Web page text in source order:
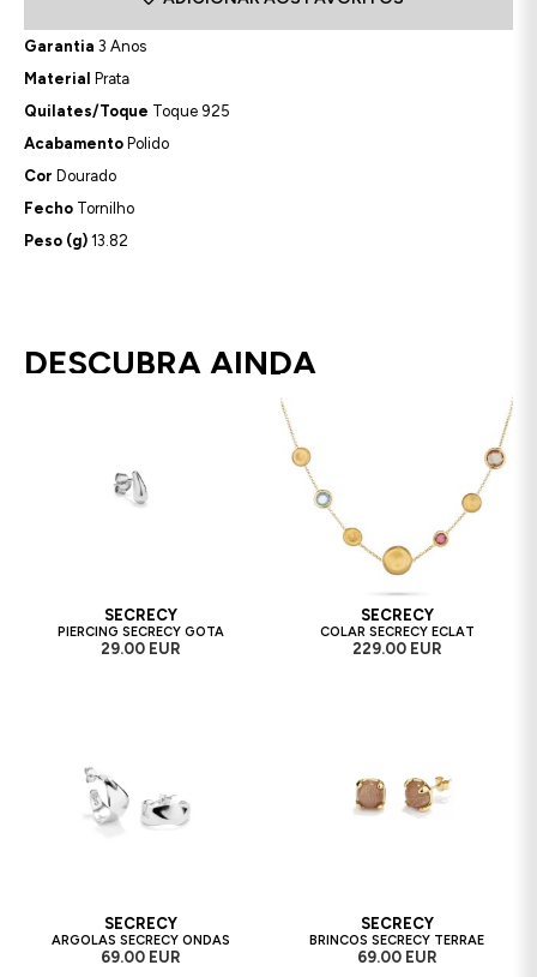
Garantia 3 Anos
Material
Prata
Quilates/Toque Toque 925
Acabamento Polido
Cor Dourado
Fecho Tornilho
Peso (g) 13.82
DESCUBRA AINDA
SECRECY
PIERCING SECRECY GOTA
29.00 EUR
SECRECY
COLAR SECRECY ECLAT
229.00 EUR
SECRECY
ARGOLAS SECRECY ONDAS
69.00 EUR
SECRECY
BRINCOS SECRECY TERRAE
69.00 EUR